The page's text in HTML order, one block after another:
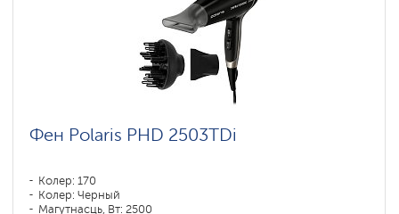
Фен Polaris PHD 2503TDi
Колер: 170
Колер: Черный
Магутнасць, Вт: 2500